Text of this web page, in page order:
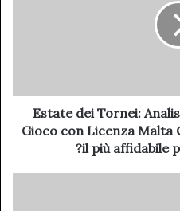
Estate dei Tornei:
Gioco con Licenza Malta
il più affidabile